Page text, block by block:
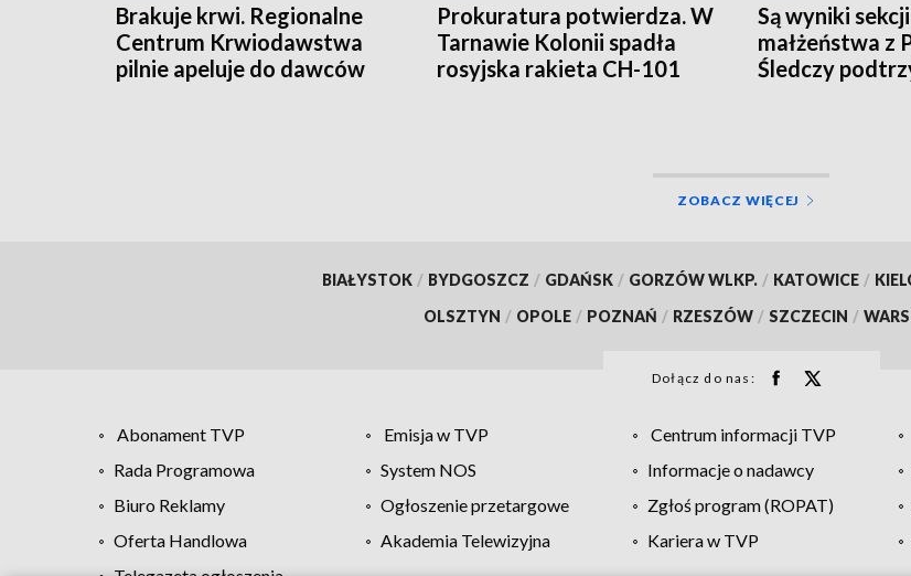
Brakuje krwi. Regionalne
Centrum Krwiodawstwa
pilnie apeluje do dawców
Prokuratura potwierdza. W
Tarnawie Kolonii spadła
rosyjska rakieta CH-101
Są wyniki
małżeństwa z
Śledczy
ZOBACZ WIĘCEJ
BIAŁYSTOK / BYDGOSZCZ / GDAŃSK / GORZÓW WLKP. / KATOWICE /
OLSZTYN / OPOLE / POZNAŃ / RZESZÓW / SZCZECIN /
Dołącz do nas:
Abonament TVP Emisja w TVP Centrum informacji TVP
Rada Programowa
System NOS Informacje o nadawcy
Biuro Reklamy
Ogłoszenie przetargowe Zgłoś program (ROPAT)
Oferta Handlowa
Akademia Telewizyjna Kariera w TVP